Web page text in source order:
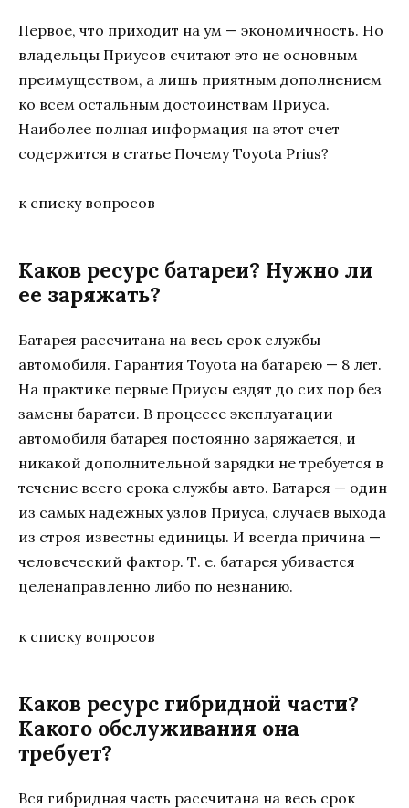
Первое, что приходит на ум — экономичность. Но
владельцы Приусов считают это не основным
преимуществом, а лишь приятным дополнением
ко всем остальным достоинствам Приуса.
Наиболее полная информация на этот счет
содержится в статье Почему Toyota Prius?
к списку вопросов
Каков ресурс батареи? Нужно ли
ее заряжать?
Батарея рассчитана на весь срок службы
автомобиля. Гарантия Toyota на батарею — 8 лет.
На практике первые Приусы ездят до сих пор без
замены баратеи. В процессе эксплуатации
автомобиля батарея постоянно заряжается, и
никакой дополнительной зарядки не требуется в
течение всего срока службы авто. Батарея — один
из самых надежных узлов Приуса, случаев выхода
из строя известны единицы. И всегда причина —
человеческий фактор. Т. е. батарея убивается
целенаправленно либо по незнанию.
к списку вопросов
Каков ресурс гибридной части?
Какого обслуживания она
требует?
Вся гибридная часть рассчитана на весь срок